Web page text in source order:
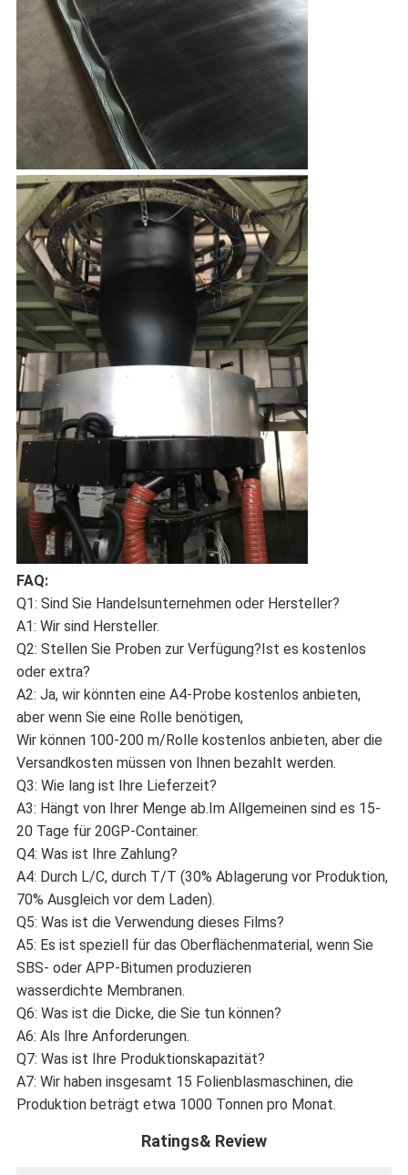
FAQ:
Q1: Sind Sie Handelsunternehmen oder Hersteller?
A1: Wir sind Hersteller.
Q2: Stellen Sie Proben zur Verfügung?Ist es kostenlos
oder extra?
A2: Ja, wir könnten eine A4-Probe kostenlos anbieten,
aber wenn Sie eine Rolle benötigen,
Wir können 100-200 m/Rolle kostenlos anbieten, aber die
Versandkosten müssen von Ihnen bezahlt werden.
Q3: Wie lang ist Ihre Lieferzeit?
A3: Hängt von Ihrer Menge ab.Im Allgemeinen sind es 15-
20 Tage für 20GP-Container.
Q4: Was ist Ihre Zahlung?
A4: Durch L/C, durch T/T (30% Ablagerung vor Produktion,
70% Ausgleich vor dem Laden).
Q5: Was ist die Verwendung dieses Films?
A5: Es ist speziell für das Oberflächenmaterial, wenn Sie
SBS- oder APP-Bitumen produzieren
wasserdichte Membranen.
Q6: Was ist die Dicke, die Sie tun können?
A6: Als Ihre Anforderungen.
Q7: Was ist Ihre Produktionskapazität?
A7: Wir haben insgesamt 15 Folienblasmaschinen, die
Produktion beträgt etwa 1000 Tonnen pro Monat.
Ratings& Review